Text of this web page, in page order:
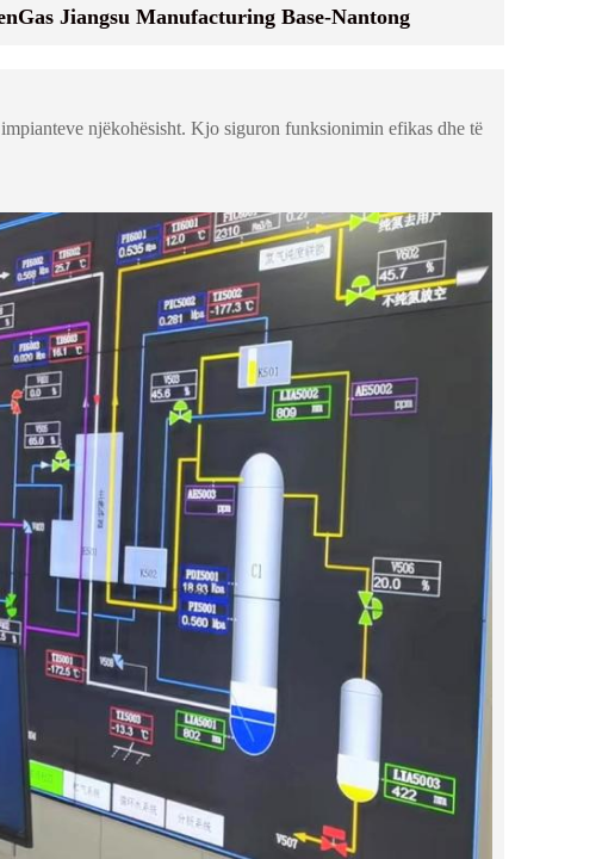
Jiangsu Manufacturing Base-Nantong
njëkohësisht. Kjo siguron funksionimin efikas dhe të